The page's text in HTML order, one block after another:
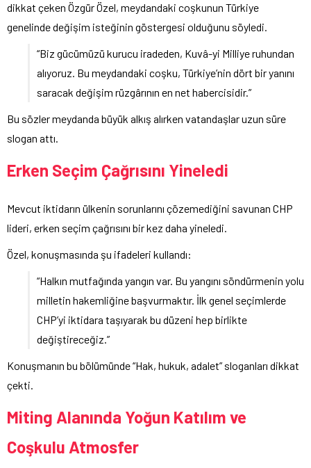
dikkat çeken Özgür Özel, meydandaki coşkunun Türkiye
genelinde değişim isteğinin göstergesi olduğunu söyledi.
“Biz gücümüzü kurucu iradeden, Kuvâ-yi Milliye ruhundan
alıyoruz. Bu meydandaki coşku, Türkiye’nin dört bir yanını
saracak değişim rüzgârının en net habercisidir.”
Bu sözler meydanda büyük alkış alırken vatandaşlar uzun süre
slogan attı.
Erken Seçim Çağrısını Yineledi
Mevcut iktidarın ülkenin sorunlarını çözemediğini savunan CHP
lideri, erken seçim çağrısını bir kez daha yineledi.
Özel, konuşmasında şu ifadeleri kullandı:
“Halkın mutfağında yangın var. Bu yangını söndürmenin yolu
milletin hakemliğine başvurmaktır. İlk genel seçimlerde
CHP’yi iktidara taşıyarak bu düzeni hep birlikte
değiştireceğiz.”
Konuşmanın bu bölümünde “Hak, hukuk, adalet” sloganları dikkat
çekti.
Miting Alanında Yoğun Katılım ve
Coşkulu Atmosfer